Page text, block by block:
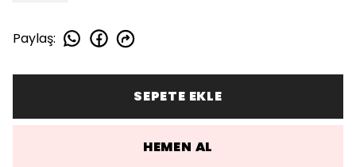
Paylaş:
SEPETE EKLE
HEMEN AL